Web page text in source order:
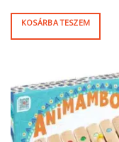
KOSÁRBA TESZEM